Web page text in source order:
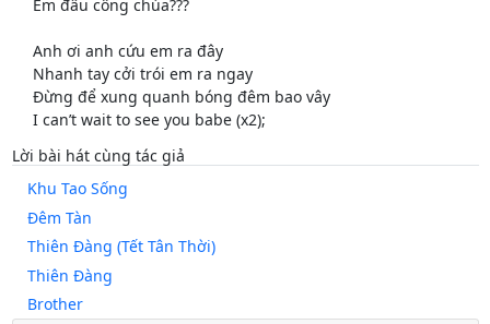
Em đâu công chúa???
Anh ơi anh cứu em ra đây
Nhanh tay cởi trói em ra ngay
Đừng để xung quanh bóng đêm bao vây
I can’t wait to see you babe (x2);
Lời bài hát cùng tác giả
Khu Tao Sống
Đêm Tàn
Thiên Đàng (Tết Tân Thời)
Thiên Đàng
Brother